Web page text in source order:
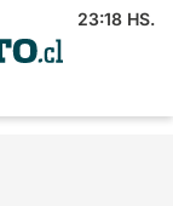
23:18 HS.